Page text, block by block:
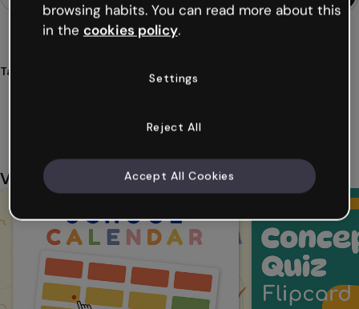
Tags
interactives
Vous aimerez aussi
browsing habits. You can read more about this
in the cookies policy.
Settings
Reject All
Accept All Cookies